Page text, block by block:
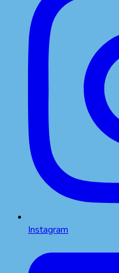
Instagram